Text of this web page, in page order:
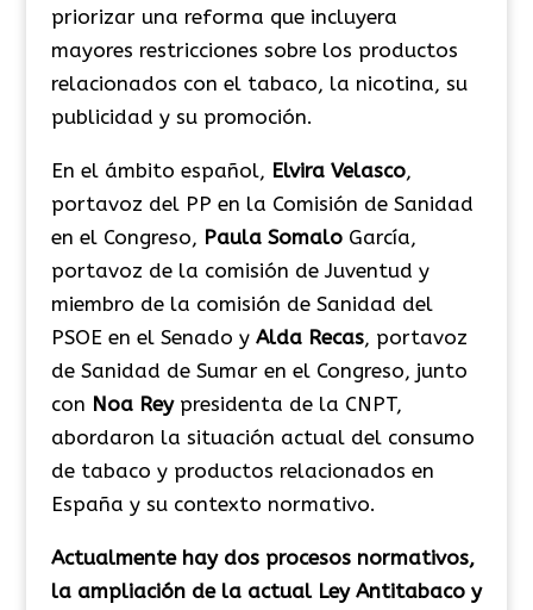
priorizar una reforma que incluyera
mayores restricciones sobre los productos
relacionados con el tabaco, la nicotina, su
publicidad y su promoción.
En el ámbito español, Elvira Velasco,
portavoz del PP en la Comisión de Sanidad
en el Congreso, Paula SomaloGarcía,
portavoz de la comisión de Juventud y
miembro de la comisión de Sanidad del
PSOE en el Senado y Alda Recas, portavoz
de Sanidad de Sumar en el Congreso, junto
con Noa Rey presidenta de la CNPT,
abordaron la situación actual del consumo
de tabaco y productos relacionados en
España y su contexto normativo.
Actualmente hay dos procesos normativos,
la ampliación de la actual Ley Antitabaco y